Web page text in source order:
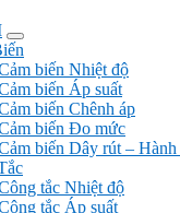
biến Nhiệt độ
biến Áp suất
biến Chênh áp
biến Đo mức
biến Dây rút – Hành
tắc Nhiệt độ
tắc Áp suất